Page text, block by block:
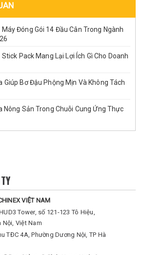
Đóng Gói 14 Đầu Cân Trong Ngành
Pack Mang Lại Lợi Ích Gì Cho Doanh
Giúp Bơ Đậu Phộng Mịn Và Không Tách
Nông Sản Trong Chuỗi Cung Ứng Thực
VIỆT NAM
Tower, số 121-123 Tô Hiệu,
Nội, Việt Nam
TĐC 4A, Phường Dương Nội, TP Hà